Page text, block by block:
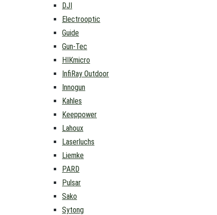
DJI
Electrooptic
Guide
Gun-Tec
HIKmicro
InfiRay Outdoor
Innogun
Kahles
Keeppower
Lahoux
Laserluchs
Liemke
PARD
Pulsar
Sako
Sytong